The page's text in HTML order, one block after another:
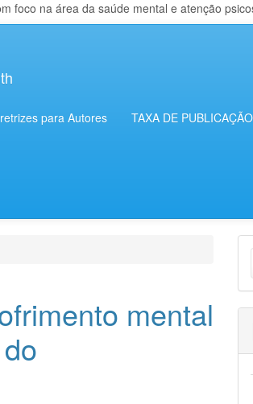
foco na área da saúde mental e atenção
para Autores TAXA DE PUBLICAÇÃO
mental